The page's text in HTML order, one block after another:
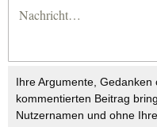
Ihre Argumente,
kommentierten Beitrag
Nutzernamen und ohne